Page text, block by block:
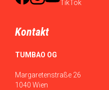
Kontakt
TUMBAO OG
Margaretenstraße 26
1040 Wien